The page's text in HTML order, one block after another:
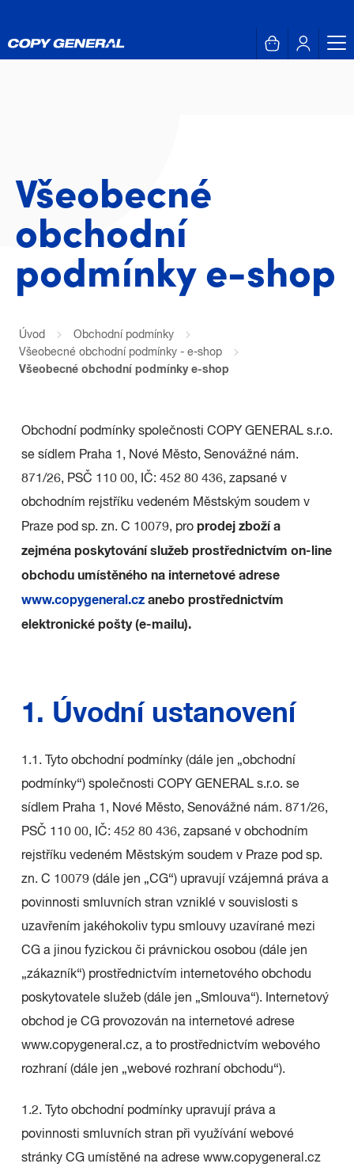
Všeobecné
obchodní
podmínky e-shop
Úvod
Obchodní podmínky
Všeobecné obchodní podmínky - e-shop
Všeobecné obchodní podmínky e-shop
Obchodní podmínky společnosti COPY GENERAL s.r.o.
se sídlem Praha 1, Nové Město, Senovážné nám.
871/26, PSČ 110 00, IČ: 452 80 436, zapsané v
obchodním rejstříku vedeném Městským soudem v
Praze pod sp. zn. C 10079, pro prodej zboží a
zejména poskytování služeb prostřednictvím on-line
obchodu umístěného na internetové adrese
www.copygeneral.cz anebo prostřednictvím
elektronické pošty (e-mailu).
1. Úvodní ustanovení
1.1. Tyto obchodní podmínky (dále jen „obchodní
podmínky“) společnosti COPY GENERAL s.r.o. se
sídlem Praha 1, Nové Město, Senovážné nám. 871/26,
PSČ 110 00, IČ: 452 80 436, zapsané v obchodním
rejstříku vedeném Městským soudem v Praze pod sp.
zn. C 10079 (dále jen „CG“) upravují vzájemná práva a
povinnosti smluvních stran vzniklé v souvislosti s
uzavřením jakéhokoliv typu smlouvy uzavírané mezi
CG a jinou fyzickou či právnickou osobou (dále jen
„zákazník“) prostřednictvím internetového obchodu
poskytovatele služeb (dále jen „Smlouva“). Internetový
obchod je CG provozován na internetové adrese
www.copygeneral.cz, a to prostřednictvím webového
rozhraní (dále jen „webové rozhraní obchodu“).
1.2. Tyto obchodní podmínky upravují práva a
povinnosti smluvních stran při využívání webové
stránky CG umístěné na adrese www.copygeneral.cz